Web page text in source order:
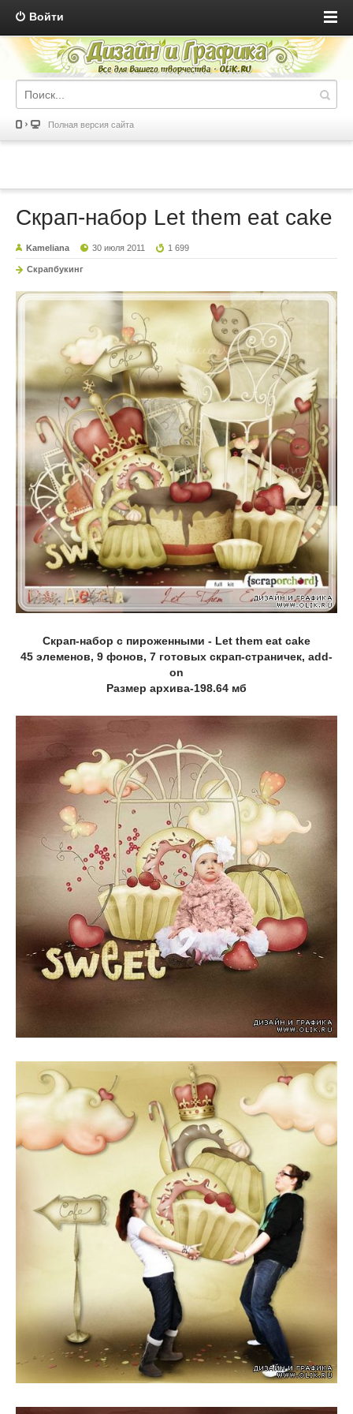
Войти
Полная версия сайта
Скрап-набор Let them eat cake
Kameliana 30 июля 2011 1 699
Скрапбукинг
Скрап-набор с пироженными - Let them eat cake
45 элеменов, 9 фонов, 7 готовых скрап-страничек, add-
on
Размер архива-198.64 мб